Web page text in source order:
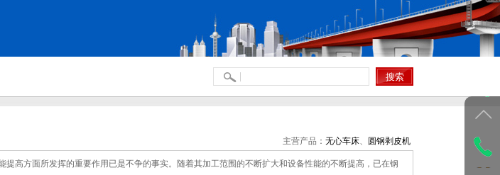
主营产品： 无心车床、 圆钢剥皮机
提高方面所发挥的重要作用已是不争的事实。随着其加工范围的不断扩大和设备性能的不断提高，已在钢